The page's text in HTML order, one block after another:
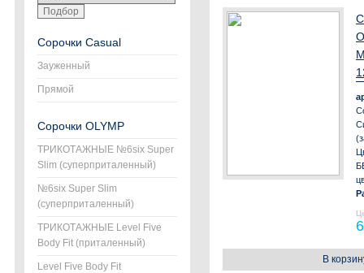
Сорочки Casual
Зауженный
Прямой
Сорочки OLYMP
ТРИКОТАЖНЫЕ №6six Super
Slim (суперприталенный)
№6six Super Slim
(суперприталенный)
ТРИКОТАЖНЫЕ Level Five
Body Fit (приталенный)
Level Five Body Fit
В